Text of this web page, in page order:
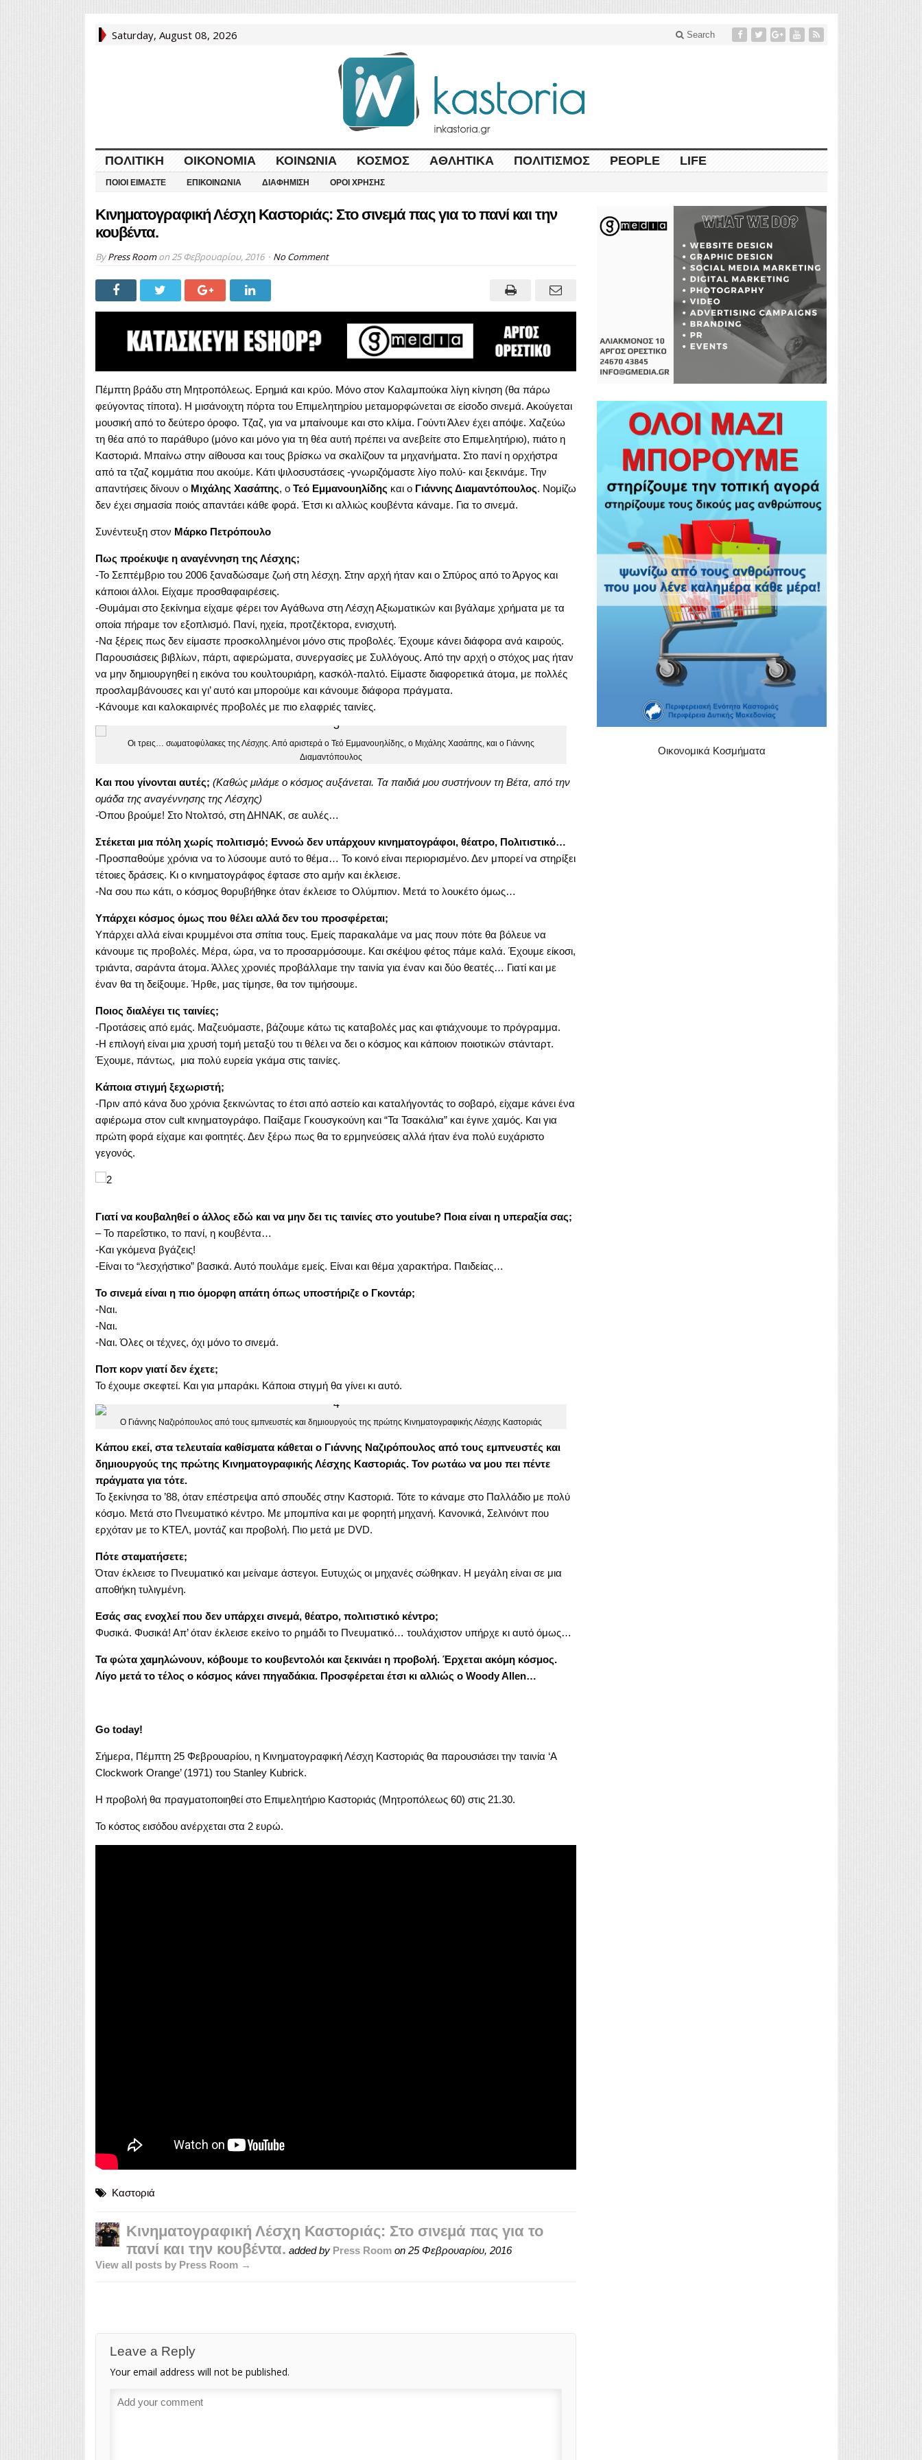
Saturday, August 08, 2026 Search
ΠΟΛΙΤΙΚΉ ΟΙΚΟΝΟΜΊΑ ΚΟΙΝΩΝΊΑ ΚΌΣΜΟΣ ΑΘΛΗΤΙΚΆ ΠΟΛΙΤΙΣΜΌΣ PEOPLE LIFE
ΠΟΙΟΙ ΕΊΜΑΣΤΕ ΕΠΙΚΟΙΝΩΝΊΑ ΔΙΑΦΉΜΙΣΗ ΌΡΟΙ ΧΡΉΣΗΣ
Κινηματογραφική Λέσχη Καστοριάς: Στο σινεμά πας για το πανί και την
κουβέντα.
ByPress Roomon 25 Φεβρουαρίου, 2016 No Comment
Πέμπτη βράδυ στη Μητροπόλεως. Ερημιά και κρύο. Μόνο στον Καλαμπούκα λίγη κίνηση (θα πάρω
φεύγοντας τίποτα). Η μισάνοιχτη πόρτα του Επιμελητηρίου μεταμορφώνεται σε είσοδο σινεμά. Ακούγεται
μουσική από το δεύτερο όροφο. Τζαζ, για να μπαίνουμε και στο κλίμα. Γούντι Άλεν έχει απόψε. Χαζεύω
τη θέα από το παράθυρο (μόνο και μόνο για τη θέα αυτή πρέπει να ανεβείτε στο Επιμελητήριο), πιάτο η
Καστοριά. Μπαίνω στην αίθουσα και τους βρίσκω να σκαλίζουν τα μηχανήματα. Στο πανί η ορχήστρα
από τα τζαζ κομμάτια που ακούμε. Κάτι ψιλοσυστάσεις -γνωριζόμαστε λίγο πολύ- και ξεκινάμε. Την
απαντήσεις δίνουν ο Μιχάλης Χασάπης, ο Τεό Εμμανουηλίδης και ο Γιάννης Διαμαντόπουλος. Νομίζω
δεν έχει σημασία ποιός απαντάει κάθε φορά. Έτσι κι αλλιώς κουβέντα κάναμε. Για το σινεμά.
Συνέντευξη στον Μάρκο Πετρόπουλο
Πως προέκυψε η αναγέννηση της Λέσχης;
-Το Σεπτέμβριο του 2006 ξαναδώσαμε ζωή στη λέσχη. Στην αρχή ήταν και ο Σπύρος από το Άργος και
κάποιοι άλλοι. Είχαμε προσθαφαιρέσεις.
-Θυμάμαι στο ξεκίνημα είχαμε φέρει τον Αγάθωνα στη Λέσχη Αξιωματικών και βγάλαμε χρήματα με τα
οποία πήραμε τον εξοπλισμό. Πανί, ηχεία, προτζέκτορα, ενισχυτή.
-Να ξέρεις πως δεν είμαστε προσκολλημένοι μόνο στις προβολές. Έχουμε κάνει διάφορα ανά καιρούς.
Παρουσιάσεις βιβλίων, πάρτι, αφιερώματα, συνεργασίες με Συλλόγους. Από την αρχή ο στόχος μας ήταν
να μην δημιουργηθεί η εικόνα του κουλτουριάρη, κασκόλ-παλτό. Είμαστε διαφορετικά άτομα, με πολλές
προσλαμβάνουσες και γι’ αυτό και μπορούμε και κάνουμε διάφορα πράγματα.
-Κάνουμε και καλοκαιρινές προβολές με πιο ελαφριές ταινίες.
Οι τρεις… σωματοφύλακες της Λέσχης. Από αριστερά ο Τεό Εμμανουηλίδης, ο Μιχάλης Χασάπης, και ο Γιάννης
Διαμαντόπουλος
Και που γίνονται αυτές; (Καθώς μιλάμε ο κόσμος αυξάνεται. Τα παιδιά μου συστήνουν τη Βέτα, από την
ομάδα της αναγέννησης της Λέσχης)
-Όπου βρούμε! Στο Ντολτσό, στη ΔΗΝΑΚ, σε αυλές…
Στέκεται μια πόλη χωρίς πολιτισμό; Εννοώ δεν υπάρχουν κινηματογράφοι, θέατρο, Πολιτιστικό…
-Προσπαθούμε χρόνια να το λύσουμε αυτό το θέμα… Το κοινό είναι περιορισμένο. Δεν μπορεί να στηρίξει
τέτοιες δράσεις. Κι ο κινηματογράφος έφτασε στο αμήν και έκλεισε.
-Να σου πω κάτι, ο κόσμος θορυβήθηκε όταν έκλεισε το Ολύμπιον. Μετά το λουκέτο όμως…
Υπάρχει κόσμος όμως που θέλει αλλά δεν του προσφέρεται;
Υπάρχει αλλά είναι κρυμμένοι στα σπίτια τους. Εμείς παρακαλάμε να μας πουν πότε θα βόλευε να
κάνουμε τις προβολές. Μέρα, ώρα, να το προσαρμόσουμε. Και σκέψου φέτος πάμε καλά. Έχουμε είκοσι,
τριάντα, σαράντα άτομα. Άλλες χρονιές προβάλλαμε την ταινία για έναν και δύο θεατές… Γιατί και με
έναν θα τη δείξουμε. Ήρθε, μας τίμησε, θα τον τιμήσουμε.
Ποιος διαλέγει τις ταινίες;
-Προτάσεις από εμάς. Μαζευόμαστε, βάζουμε κάτω τις καταβολές μας και φτιάχνουμε το πρόγραμμα.
-Η επιλογή είναι μια χρυσή τομή μεταξύ του τι θέλει να δει ο κόσμος και κάποιον ποιοτικών στάνταρτ.
Έχουμε, πάντως, μια πολύ ευρεία γκάμα στις ταινίες.
Κάποια στιγμή ξεχωριστή;
-Πριν από κάνα δυο χρόνια ξεκινώντας το έτσι από αστείο και καταλήγοντάς το σοβαρό, είχαμε κάνει ένα
αφιέρωμα στον cult κινηματογράφο. Παίξαμε Γκουσγκούνη και “Τα Τσακάλια” και έγινε χαμός. Και για
πρώτη φορά είχαμε και φοιτητές. Δεν ξέρω πως θα το ερμηνεύσεις αλλά ήταν ένα πολύ ευχάριστο
γεγονός.
Γιατί να κουβαληθεί ο άλλος εδώ και να μην δει τις ταινίες στο youtube? Ποια είναι η υπεραξία σας;
– Το παρεΐστικο, το πανί, η κουβέντα…
-Και γκόμενα βγάζεις!
-Είναι το “λεσχήστικο” βασικά. Αυτό πουλάμε εμείς. Είναι και θέμα χαρακτήρα. Παιδείας…
Το σινεμά είναι η πιο όμορφη απάτη όπως υποστήριζε ο Γκοντάρ;
-Ναι.
-Ναι.
-Ναι. Όλες οι τέχνες, όχι μόνο το σινεμά.
Ποπ κορν γιατί δεν έχετε;
Το έχουμε σκεφτεί. Και για μπαράκι. Κάποια στιγμή θα γίνει κι αυτό.
Ο Γιάννης Ναζιρόπουλος από τους εμπνευστές και δημιουργούς της πρώτης Κινηματογραφικής Λέσχης Καστοριάς
Κάπου εκεί, στα τελευταία καθίσματα κάθεται ο Γιάννης Ναζιρόπουλος από τους εμπνευστές και
δημιουργούς της πρώτης Κινηματογραφικής Λέσχης Καστοριάς. Τον ρωτάω να μου πει πέντε
πράγματα για τότε.
Το ξεκίνησα το ’88, όταν επέστρεψα από σπουδές στην Καστοριά. Τότε το κάναμε στο Παλλάδιο με πολύ
κόσμο. Μετά στο Πνευματικό κέντρο. Με μπομπίνα και με φορητή μηχανή. Κανονικά, Σελινόιντ που
ερχόταν με το ΚΤΕΛ, μοντάζ και προβολή. Πιο μετά με DVD.
Πότε σταματήσετε;
Όταν έκλεισε το Πνευματικό και μείναμε άστεγοι. Ευτυχώς οι μηχανές σώθηκαν. Η μεγάλη είναι σε μια
αποθήκη τυλιγμένη.
Εσάς σας ενοχλεί που δεν υπάρχει σινεμά, θέατρο, πολιτιστικό κέντρο;
Φυσικά. Φυσικά! Απ’ όταν έκλεισε εκείνο το ρημάδι το Πνευματικό… τουλάχιστον υπήρχε κι αυτό όμως…
Τα φώτα χαμηλώνουν, κόβουμε το κουβεντολόι και ξεκινάει η προβολή. Έρχεται ακόμη κόσμος.
Λίγο μετά το τέλος ο κόσμος κάνει πηγαδάκια. Προσφέρεται έτσι κι αλλιώς ο Woody Allen…
Go today!
Σήμερα, Πέμπτη 25 Φεβρουαρίου, η Κινηματογραφική Λέσχη Καστοριάς θα παρουσιάσει την ταινία ‘A
Clockwork Orange’ (1971) του Stanley Kubrick.
Η προβολή θα πραγματοποιηθεί στο Επιμελητήριο Καστοριάς (Μητροπόλεως 60) στις 21.30.
Το κόστος εισόδου ανέρχεται στα 2 ευρώ.
Καστοριά
Κινηματογραφική Λέσχη Καστοριάς: Στο σινεμά πας για το
πανί και την κουβέντα. added by Press Roomon 25 Φεβρουαρίου, 2016
View all posts by Press Room →
Leave a Reply
Your email address will not be published.
Οικονομικά Κοσμήματα